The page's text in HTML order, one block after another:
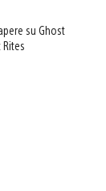
su Ghost